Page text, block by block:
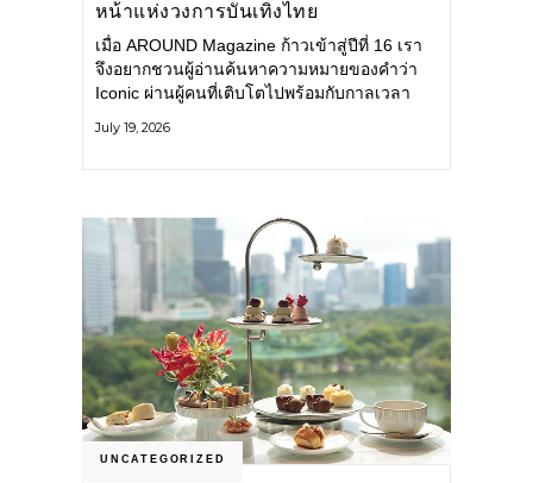
หน้าแห่งวงการบันเทิงไทย
เมื่อ AROUND Magazine ก้าวเข้าสู่ปีที่ 16 เรา
จึงอยากชวนผู้อ่านค้นหาความหมายของคำว่า
Iconic ผ่านผู้คนที่เติบโตไปพร้อมกับกาลเวลา
คือ มาริโอ้ เมาเร่อ
July 19, 2026
UNCATEGORIZED